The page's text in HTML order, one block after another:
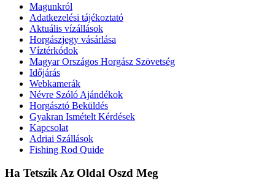
Magunkról
Adatkezelési tájékoztató
Aktuális vízállások
Horgászjegy vásárlása
Víztérkódok
Magyar Országos Horgász Szövetség
Időjárás
Webkamerák
Névre Szóló Ajándékok
Horgásztó Beküldés
Gyakran Ismételt Kérdések
Kapcsolat
Adriai Szállások
Fishing Rod Quide
Ha Tetszik Az Oldal Oszd Meg